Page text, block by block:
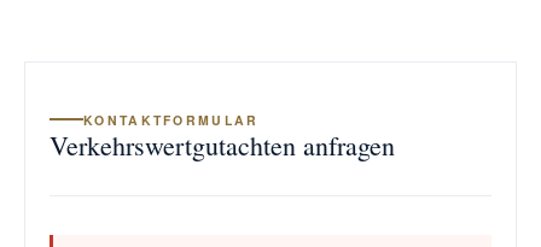
KONTAKTFORMULAR
Verkehrswertgutachten anfragen